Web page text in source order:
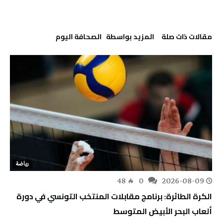
‫مقالات ذات صلة‬ ‫‫المزيد بواسطة‬ ‬ ‭ ‬الصحافة‭ ‬اليوم
رياضة
2026-08-09
48
الكرة الطائرة: برنامج مقابلات المنتخب التونسي في دورة
ألعاب البحر الأبيض المتوسط